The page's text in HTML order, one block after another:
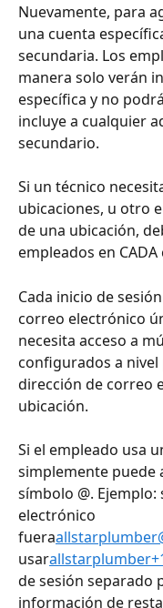
Nuevamente, para
una cuenta
secundaria. Los
manera solo verán
específica y no
incluye a cualquier
secundario.
Si un técnico
ubicaciones, u otro
de una ubicación,
empleados en
Cada inicio de
correo electrónico
necesita acceso a
configurados a
dirección de correo
ubicación.
Si el empleado usa
simplemente puede
símbolo @.
electrónico
fuera
usar
de sesión separado
información de